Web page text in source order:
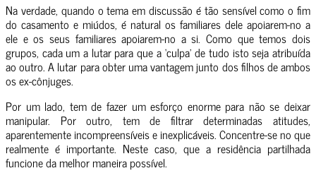
Na verdade, quando o tema em discussão é tão sensível como o fim
do casamento e miúdos, é natural os familiares dele apoiarem-no a
ele e os seus familiares apoiarem-no a si. Como que temos dois
grupos, cada um a lutar para que a ‘culpa’ de tudo isto seja atribuída
ao outro. A lutar para obter uma vantagem junto dos filhos de ambos
os ex-cônjuges.
Por um lado, tem de fazer um esforço enorme para não se deixar
manipular. Por outro, tem de filtrar determinadas atitudes,
aparentemente incompreensíveis e inexplicáveis. Concentre-se no que
realmente é importante. Neste caso, que a residência partilhada
funcione da melhor maneira possível.